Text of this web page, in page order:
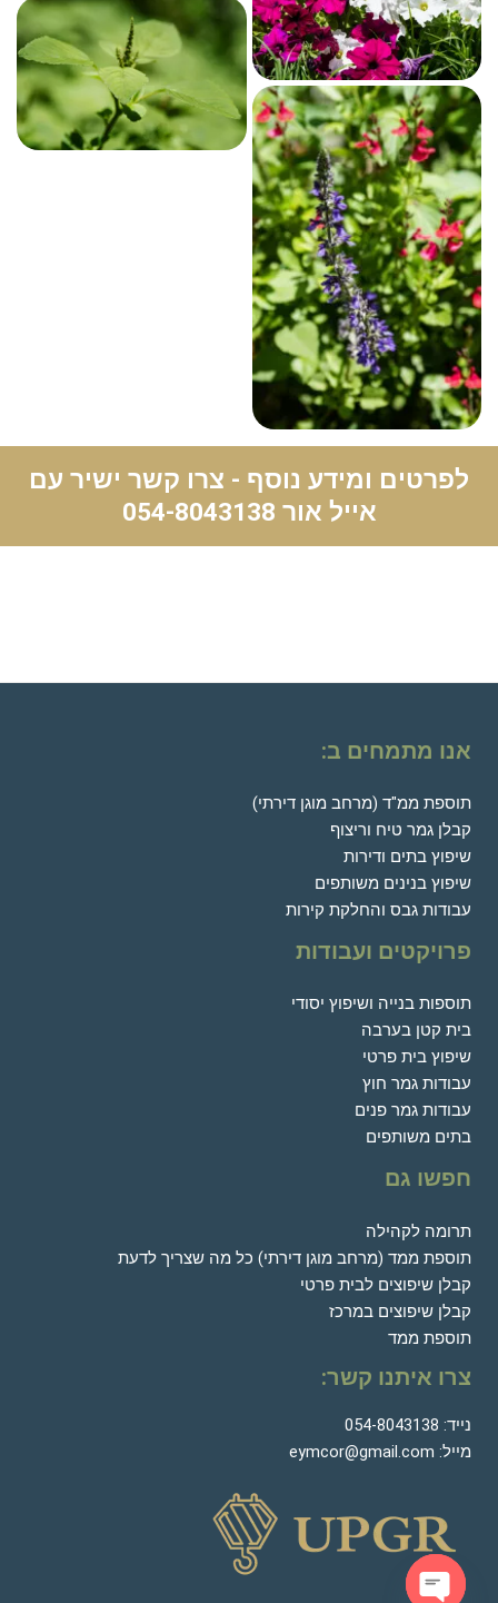
לפרטים ומידע נוסף - צרו קשר ישיר עם
אייל אור 054-8043138
אנו מתמחים ב:
תוספת ממ"ד (מרחב מוגן דירתי)
קבלן גמר טיח וריצוף
שיפוץ בתים ודירות
שיפוץ בנינים משותפים
עבודות גבס והחלקת קירות
פרויקטים ועבודות
תוספות בנייה ושיפוץ יסודי
בית קטן בערבה
שיפוץ בית פרטי
עבודות גמר חוץ
עבודות גמר פנים
בתים משותפים
חפשו גם
תרומה לקהילה
תוספת ממד (מרחב מוגן דירתי) כל מה שצריך לדעת
קבלן שיפוצים לבית פרטי
קבלן שיפוצים במרכז
תוספת ממד
צרו איתנו קשר:
נייד: 054-8043138
מייל: eymcor@gmail.com